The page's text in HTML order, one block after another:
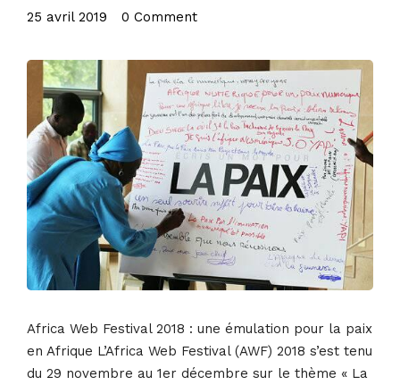
25 avril 2019 0 Comment
Africa Web Festival 2018 : une émulation pour la paix
en Afrique L’Africa Web Festival (AWF) 2018 s’est tenu
du 29 novembre au 1er décembre sur le thème « La